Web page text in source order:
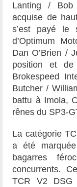
Lanting / Bob
acquise de
s’est payé le
d’Optimum
Dan O’Brien /
position et
Brokespeed
Butcher /
battu à Imola,
rênes du SP3-
La catégorie
a été
bagarres
concurrents.
TCR V2 DSG